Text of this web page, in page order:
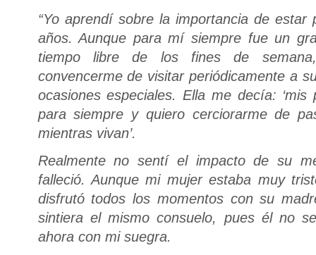
“Yo aprendí sobre la importancia de estar
años. Aunque para mí siempre fue un
tiempo libre de los fines de
convencerme de visitar periódicamente a
ocasiones especiales. Ella me decía: ‘mis
para siempre y quiero cerciorarme de
mientras vivan’.
Realmente no sentí el impacto de su
falleció. Aunque mi mujer estaba muy
disfrutó todos los momentos con su
sintiera el mismo consuelo, pues él no
ahora con mi suegra.